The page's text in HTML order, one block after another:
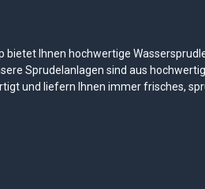
bietet Ihnen hochwertige
Sprudelanlagen sind aus
und liefern Ihnen immer frisches,